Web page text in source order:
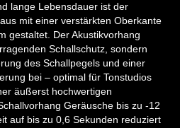
lange Lebensdauer ist der
mit einer verstärkten Oberkante
gestaltet. Der Akustikvorhang
Schallschutz, sondern
des Schallpegels und einer
bei – optimal für Tonstudios
äußerst hochwertigen
Geräusche bis zu -12
auf bis zu 0,6 Sekunden reduziert